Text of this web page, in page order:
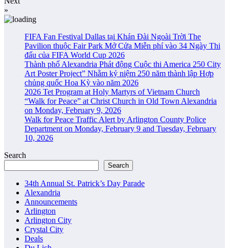
»
FIFA Fan Festival Dallas tại Khán Đài Ngoài Trời The
Pavilion thuộc Fair Park Mở Cửa Miễn phí vào 34 Ngày Thi
đấu của FIFA World Cup 2026
Thành phố Alexandria Phát động Cuộc thi America 250 City
Art Poster Project” Nhằm kỷ niệm 250 năm thành lập Hợp
chủng quốc Hoa Kỳ vào năm 2026
2026 Tet Program at Holy Martyrs of Vietnam Church
“Walk for Peace” at Christ Church in Old Town Alexandria
on Monday, February 9, 2026
Walk for Peace Traffic Alert by Arlington County Police
Department on Monday, February 9 and Tuesday, February
10, 2026
Search
Search
34th Annual St. Patrick’s Day Parade
Alexandria
Announcements
Arlington
Arlington City
Crystal City
Deals